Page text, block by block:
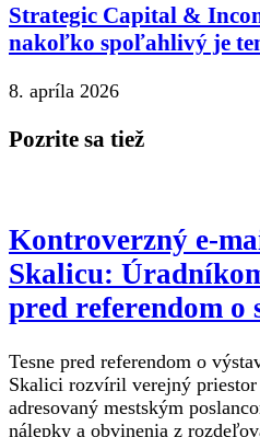
Strategic Capital &
nakoľko spoľahlivý je
8. apríla 2026
Pozrite sa tiež
Kontroverzný e-
Skalicu:
pred referendom o
Tesne pred referendom o
Skalici rozvíril verejný
adresovaný mestským
nálepky a obvinenia z